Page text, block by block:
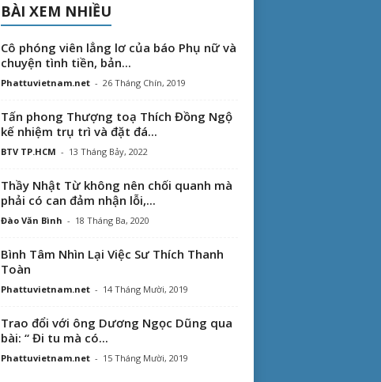
BÀI XEM NHIỀU
Cô phóng viên lẳng lơ của báo Phụ nữ và
chuyện tình tiền, bản...
Phattuvietnam.net - 26 Tháng Chín, 2019
Tấn phong Thượng toạ Thích Đồng Ngộ
kế nhiệm trụ trì và đặt đá...
BTV TP.HCM - 13 Tháng Bảy, 2022
Thầy Nhật Từ không nên chối quanh mà
phải có can đảm nhận lỗi,...
Đào Văn Bình - 18 Tháng Ba, 2020
Bình Tâm Nhìn Lại Việc Sư Thích Thanh
Toàn
Phattuvietnam.net - 14 Tháng Mười, 2019
Trao đổi với ông Dương Ngọc Dũng qua
bài: “ Đi tu mà có...
Phattuvietnam.net - 15 Tháng Mười, 2019